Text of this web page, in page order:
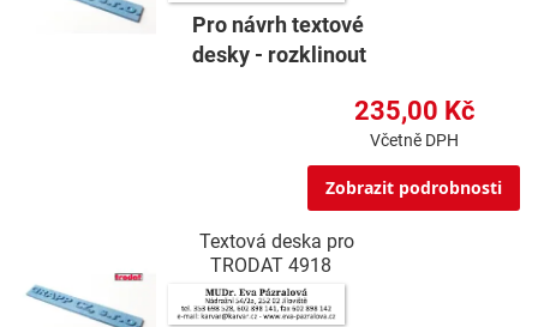
Pro návrh textové
desky - rozklinout
235,00 Kč
Včetně DPH
Zobrazit podrobnosti
Textová deska pro
TRODAT 4918